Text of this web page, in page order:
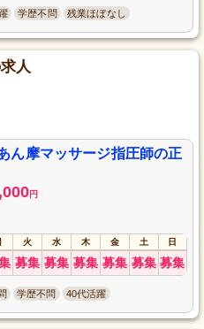
学歴不問 残業ほぼなし
人
ん摩マッサージ指圧師の正
円
火 水 木 金 土 日
募集 募集 募集 募集 募集 募集
学歴不問 40代活躍